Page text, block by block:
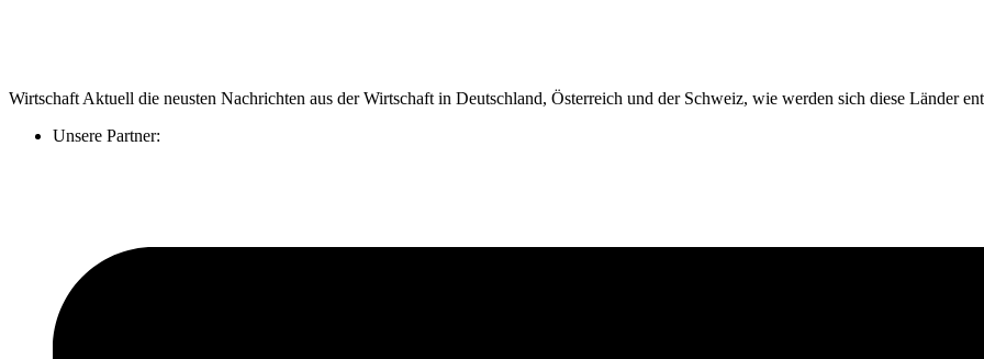
Wirtschaft Aktuell die neusten Nachrichten aus der Wirtschaft in Deutschland, Österreich und der Schweiz, wie werden sich diese Länder
Unsere Partner: